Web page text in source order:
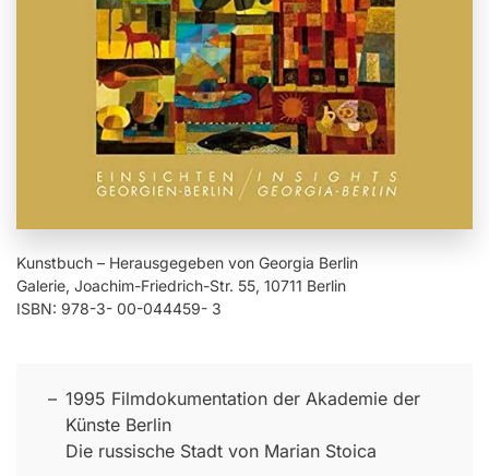
Kunstbuch – Herausgegeben von Georgia Berlin
Galerie, Joachim-Friedrich-Str. 55, 10711 Berlin
ISBN: 978-3- 00-044459- 3
1995 Filmdokumentation der Akademie der
Künste Berlin
Die russische Stadt von Marian Stoica